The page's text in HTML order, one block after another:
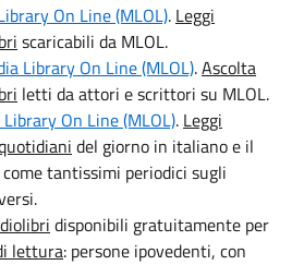
On Line (MLOL). Leggi
scaricabili da MLOL.
Library On Line (MLOL).Ascolta
letti da attori e scrittori su MLOL.
On Line (MLOL). Leggi
del giorno in italiano e il
tantissimi periodici sugli
disponibili gratuitamente per
lettura: persone ipovedenti, con